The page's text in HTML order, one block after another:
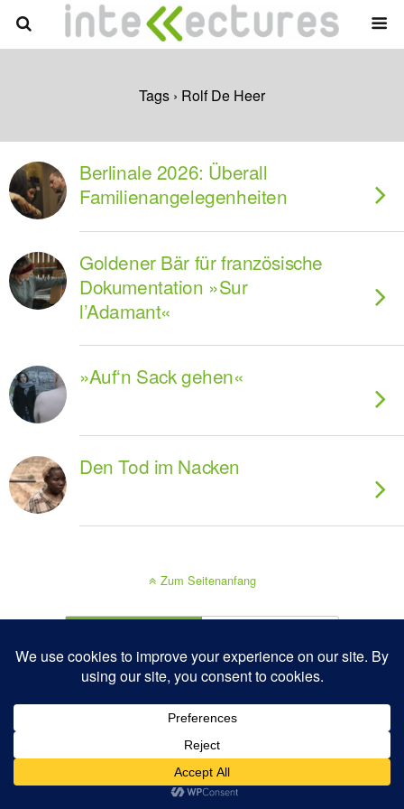
Tags › Rolf De Heer
Berlinale 2026: Überall
Familienangelegenheiten
Goldener Bär für französische
Dokumentation »Sur
l’Adamant«
»Auf‘n Sack gehen«
Den Tod im Nacken
Zum Seitenanfang